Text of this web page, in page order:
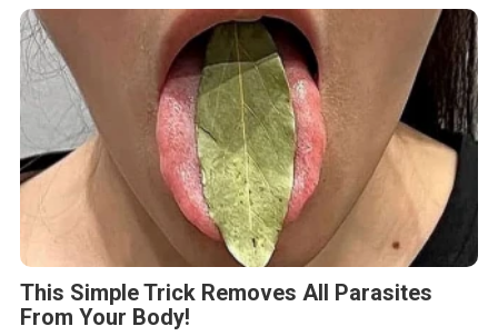
This Simple Trick Removes All Parasites
From Your Body!